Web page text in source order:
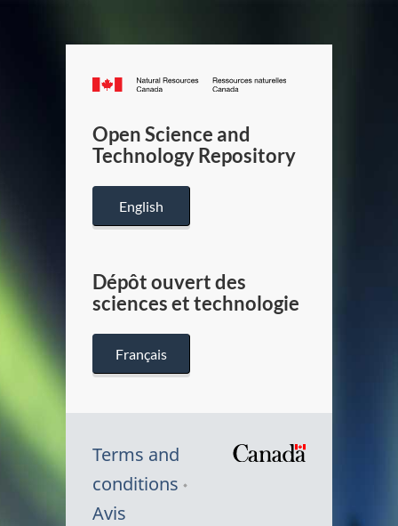
Canada.ca
/
Canada
Open Science and
Technology Repository
English
Dépôt ouvert des
sciences et technologie
Français
Terms and
conditions
Avis